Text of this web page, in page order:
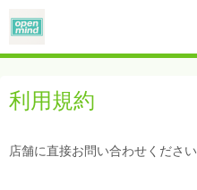
利用規約
店舗に直接お問い合わせください